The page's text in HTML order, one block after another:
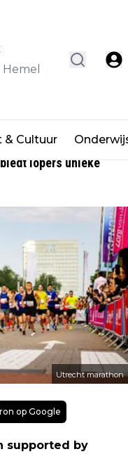
& Cultuur
lopers unieke
Utrecht marathon
op Google
supported by